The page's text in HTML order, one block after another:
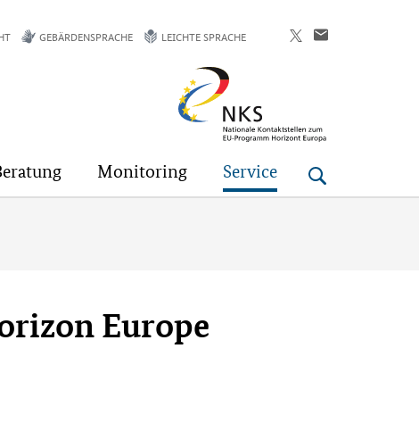
GEBÄRDENSPRACHE LEICHTE SPRACHE
Horizont
Europa
Monitoring Service
Europe